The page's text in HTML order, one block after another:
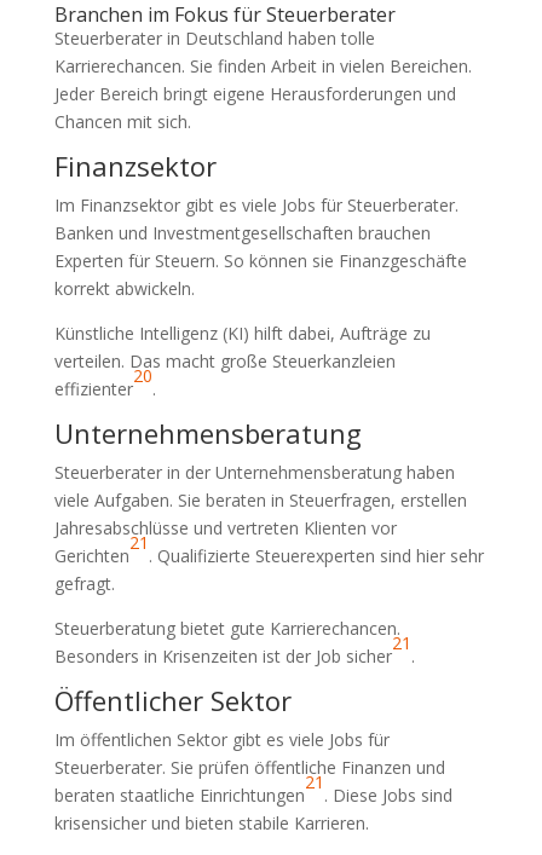
Branchen im Fokus für Steuerberater
Steuerberater in Deutschland haben tolle
Karrierechancen. Sie finden Arbeit in vielen Bereichen.
Jeder Bereich bringt eigene Herausforderungen und
Chancen mit sich.
Finanzsektor
Im Finanzsektor gibt es viele Jobs für Steuerberater.
Banken und Investmentgesellschaften brauchen
Experten für Steuern. So können sie Finanzgeschäfte
korrekt abwickeln.
Künstliche Intelligenz (KI) hilft dabei, Aufträge zu
verteilen. Das macht große Steuerkanzleien
effizienter
20
.
Unternehmensberatung
Steuerberater in der Unternehmensberatung haben
viele Aufgaben. Sie beraten in Steuerfragen, erstellen
Jahresabschlüsse und vertreten Klienten vor
Gerichten
21
. Qualifizierte Steuerexperten sind hier sehr
gefragt.
Steuerberatung bietet gute Karrierechancen.
Besonders in Krisenzeiten ist der Job sicher
21
.
Öffentlicher Sektor
Im öffentlichen Sektor gibt es viele Jobs für
Steuerberater. Sie prüfen öffentliche Finanzen und
beraten staatliche Einrichtungen
21
. Diese Jobs sind
krisensicher und bieten stabile Karrieren.